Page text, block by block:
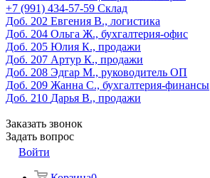
‎+7 (991) 434-57-59 Склад
Доб. 202 Евгения В., логистика
Доб. 204 Ольга Ж., бухгалтерия-офис
Доб. 205 Юлия К., продажи
Доб. 207 Артур К., продажи
Доб. 208 Эдгар М., руководитель ОП
Доб. 209 Жанна С., бухгалтерия-финансы
Доб. 210 Дарья В., продажи
Заказать звонок
Задать вопрос
Войти